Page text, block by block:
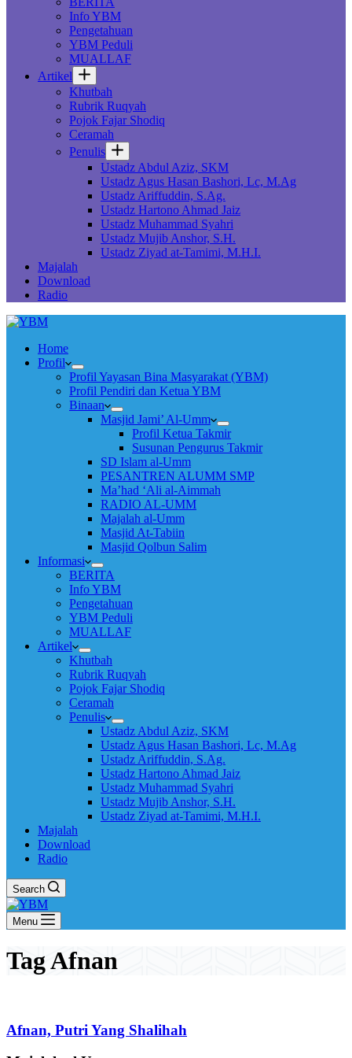
Info YBM
Pengetahuan
YBM Peduli
MUALLAF
Artikel
Khutbah
Rubrik Ruqyah
Pojok Fajar Shodiq
Ceramah
Penulis
Ustadz Abdul Aziz, SKM
Ustadz Agus Hasan Bashori, Lc, M.Ag
Ustadz Ariffuddin, S.Ag.
Ustadz Hartono Ahmad Jaiz
Ustadz Muhammad Syahri
Ustadz Mujib Anshor, S.H.
Ustadz Ziyad at-Tamimi, M.H.I.
Majalah
Download
Radio
Home
Profil
Profil Yayasan Bina Masyarakat (YBM)
Profil Pendiri dan Ketua YBM
Binaan
Masjid Jami’ Al-Umm
Profil Ketua Takmir
Susunan Pengurus Takmir
SD Islam al-Umm
PESANTREN ALUMM SMP
Ma’had ‘Ali al-Aimmah
RADIO AL-UMM
Majalah al-Umm
Masjid At-Tabiin
Masjid Qolbun Salim
Informasi
BERITA
Info YBM
Pengetahuan
YBM Peduli
MUALLAF
Artikel
Khutbah
Rubrik Ruqyah
Pojok Fajar Shodiq
Ceramah
Penulis
Ustadz Abdul Aziz, SKM
Ustadz Agus Hasan Bashori, Lc, M.Ag
Ustadz Ariffuddin, S.Ag.
Ustadz Hartono Ahmad Jaiz
Ustadz Muhammad Syahri
Ustadz Mujib Anshor, S.H.
Ustadz Ziyad at-Tamimi, M.H.I.
Majalah
Download
Radio
Search
Menu
TagAfnan
Afnan, Putri Yang Shalihah